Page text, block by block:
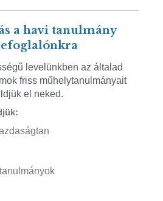
a havi tanulmány
levelünkben az általad
friss műhelytanulmányait
el neked.